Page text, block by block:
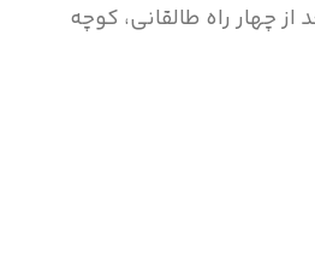
از چهار راه طالقانی، کوچه